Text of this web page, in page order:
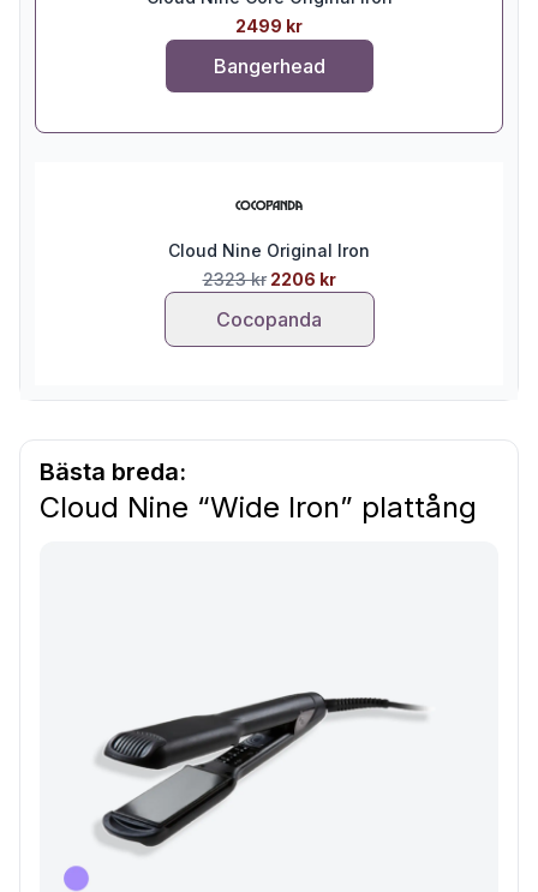
2499 kr
Bangerhead
Cloud Nine Original Iron
2323 kr 2206 kr
Cocopanda
Bästa breda:
Cloud Nine “Wide Iron” plattång